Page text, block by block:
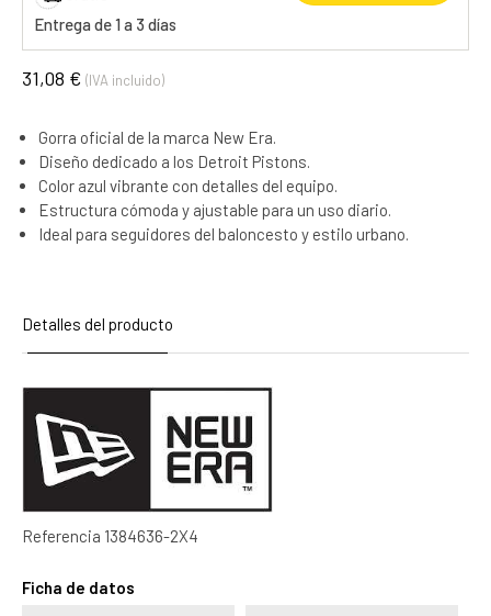
Entrega de 1 a 3 días
31,08 € (IVA incluido)
Gorra oficial de la marca New Era.
Diseño dedicado a los Detroit Pistons.
Color azul vibrante con detalles del equipo.
Estructura cómoda y ajustable para un uso diario.
Ideal para seguidores del baloncesto y estilo urbano.
Detalles del producto
Referencia 1384636-2X4
Ficha de datos